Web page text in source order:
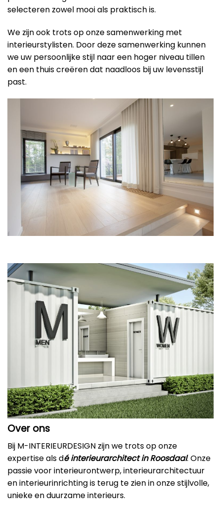
selecteren zowel mooi als praktisch is.
We zijn ook trots op onze samenwerking met
interieurstylisten. Door deze samenwerking kunnen
we uw persoonlijke stijl naar een hoger niveau tillen
en een thuis creëren dat naadloos bij uw levensstijl
past.
Over ons
Bij M-INTERIEURDESIGN zijn we trots op onze
expertise als dé interieurarchitect in Roosdaal. Onze
passie voor interieurontwerp, interieurarchitectuur
en interieurinrichting is terug te zien in onze stijlvolle,
unieke en duurzame interieurs.